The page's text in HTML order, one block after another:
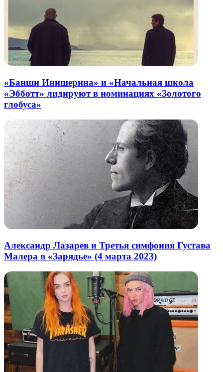
«Банши Инишерина» и «Начальная школа
«Эбботт» лидируют в номинациях «Золотого
глобуса»
Александр Лазарев и Третья симфония Густава
Малера в «Зарядье» (4 марта 2023)